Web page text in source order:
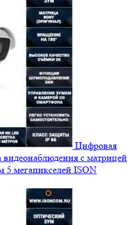
Цифровая
видеонаблюдения с матрицей
5 мегапикселей ISON